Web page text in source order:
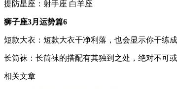
提防星座：射手座 白羊座
狮子座3月运势篇6
短款大衣：短款大衣干净利落，也会显示你干练成
长筒袜：长筒袜的搭配有其独到之处，绝对不可或
相关文章